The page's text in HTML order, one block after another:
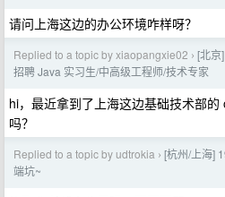
请问上海这边的办公环境咋样呀？
Replied to a topic by xiaopangxie02 › [北京
招聘 Java 实习生/中高级工程师/技术专家
hi，最近拿到了上海这边基础技术部
吗？
Replied to a topic by udtrokia › [杭州/上海]
端坑~